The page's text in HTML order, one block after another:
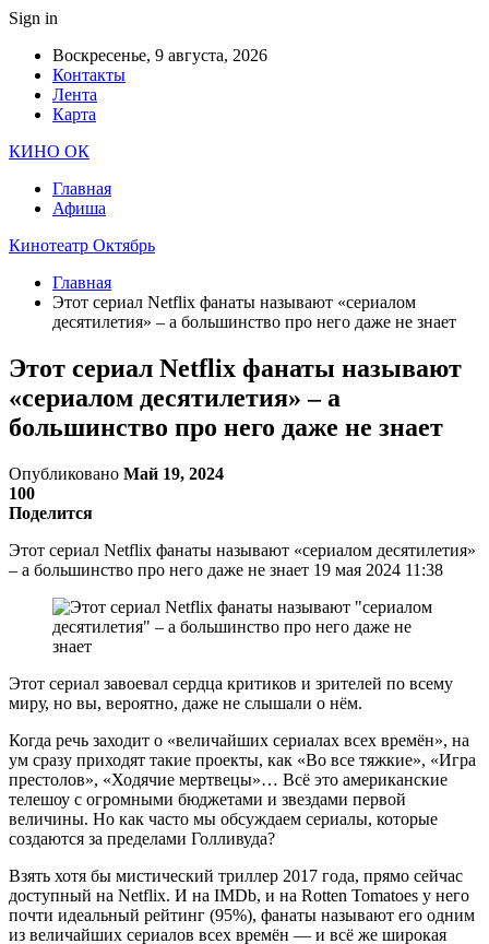
Sign in
Воскресенье, 9 августа, 2026
Контакты
Лента
Карта
КИНО ОК
Главная
Афиша
Кинотеатр Октябрь
Главная
Этот сериал Netflix фанаты называют «сериалом
десятилетия» – а большинство про него даже не знает
Этот сериал Netflix фанаты называют
«сериалом десятилетия» – а
большинство про него даже не знает
Опубликовано Май 19, 2024
100
Поделится
Этот сериал Netflix фанаты называют «сериалом десятилетия»
– а большинство про него даже не знает 19 мая 2024 11:38
Этот сериал завоевал сердца критиков и зрителей по всему
миру, но вы, вероятно, даже не слышали о нём.
Когда речь заходит о «величайших сериалах всех времён», на
ум сразу приходят такие проекты, как «Во все тяжкие», «Игра
престолов», «Ходячие мертвецы»… Всё это американские
телешоу с огромными бюджетами и звездами первой
величины. Но как часто мы обсуждаем сериалы, которые
создаются за пределами Голливуда?
Взять хотя бы мистический триллер 2017 года, прямо сейчас
доступный на Netflix. И на IMDb, и на Rotten Tomatoes у него
почти идеальный рейтинг (95%), фанаты называют его одним
из величайших сериалов всех времён — и всё же широкая